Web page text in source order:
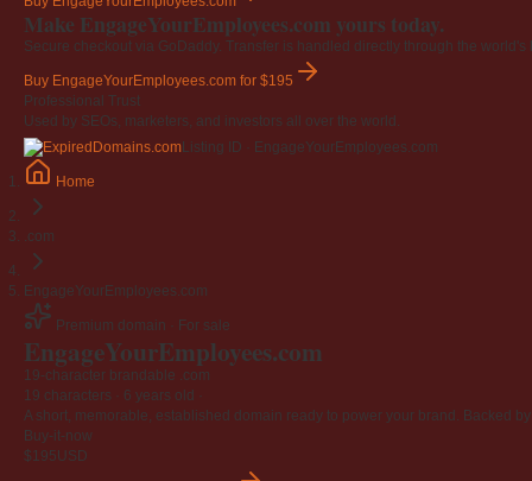
Make EngageYourEmployees.com yours today.
Secure checkout via GoDaddy. Transfer is handled directly through the world's
Buy EngageYourEmployees.com for $195
Professional Trust
Used by SEOs, marketers, and investors all over the world.
Listing ID · EngageYourEmployees.com
Home
.com
EngageYourEmployees.com
Premium domain · For sale
EngageYourEmployees.com
19-character brandable .com
19 characters · 6 years old
A short, memorable, established domain ready to power your brand. Backed
Buy-it-now
$195USD